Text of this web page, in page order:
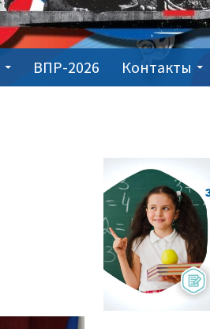
ВПР-2026 Контакты
ОСНОВНАЯ
ПАНЕЛЬ